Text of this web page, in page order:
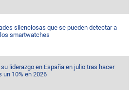
silenciosas que se pueden detectar a
smartwatches
liderazgo en España en julio tras hacer
un 10% en 2026